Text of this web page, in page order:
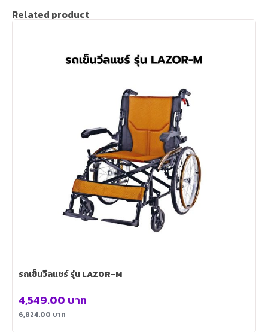
Related product
รถเข็นวีลแชร์ รุ่น LAZOR-M
6,824.00บาท
4,549.00 บาท